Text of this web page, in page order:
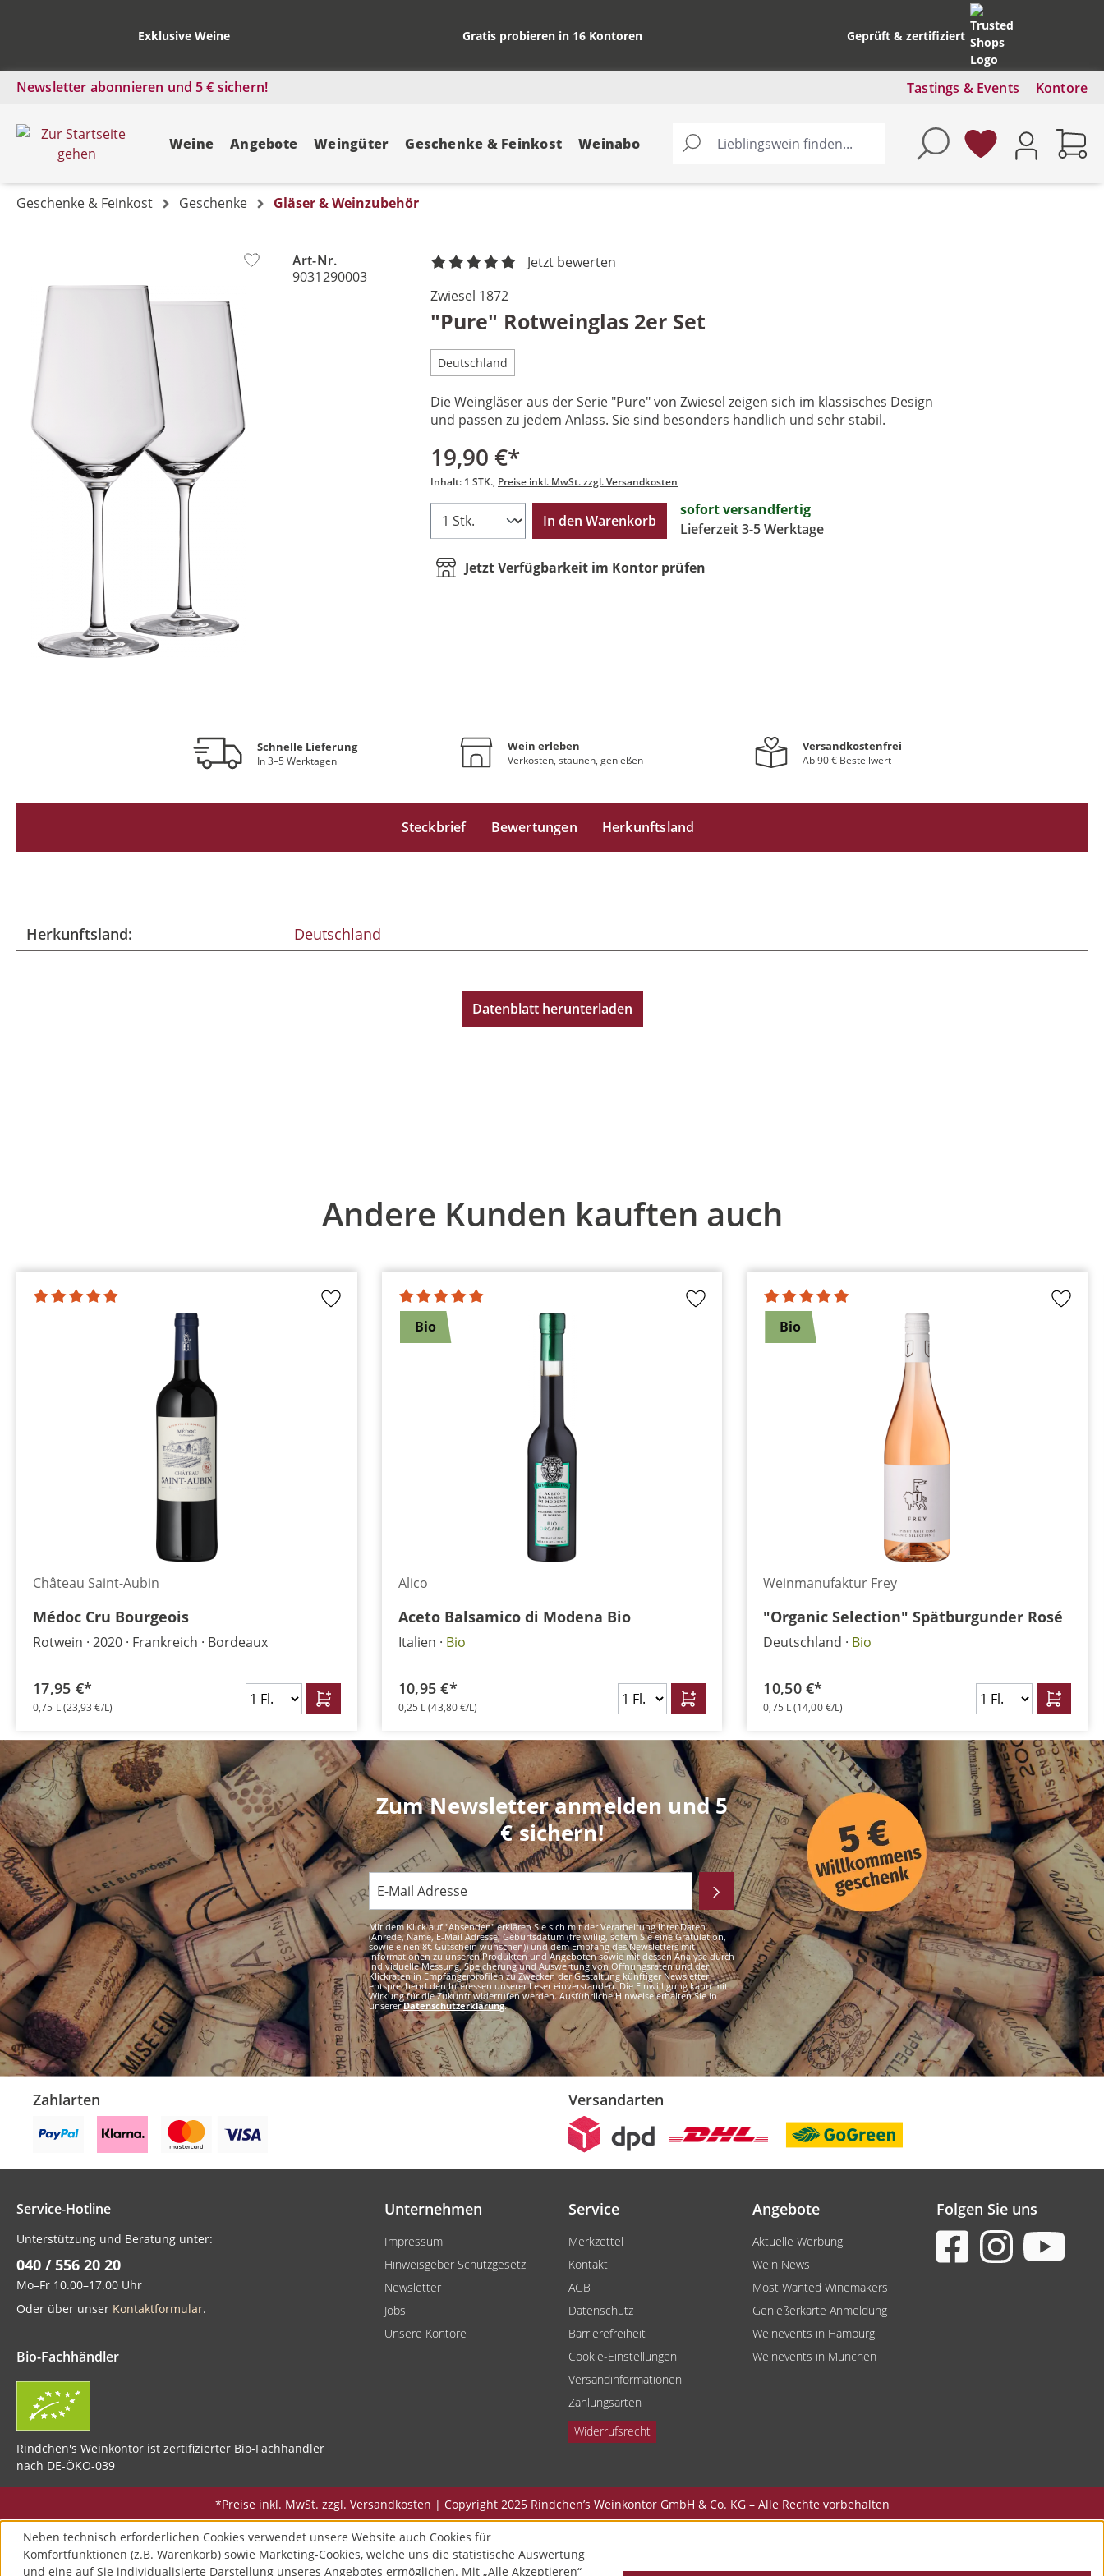
Exklusive Weine Gratis probieren in 16 Kontoren Geprüft & zertifiziert
Tastings & Events Kontore
Newsletter abonnieren und 5 € sichern!
Weine Angebote Weingüter Geschenke & Feinkost Weinabo
Geschenke & Feinkost Geschenke Gläser & Weinzubehör
Art-Nr.
9031290003
Jetzt bewerten
Zwiesel 1872
"Pure" Rotweinglas 2er Set
Deutschland
Die Weingläser aus der Serie "Pure" von Zwiesel zeigen sich im klassisches Design
und passen zu jedem Anlass. Sie sind besonders handlich und sehr stabil.
19,90 €*
Inhalt: 1 STK. Preise inkl. MwSt. zzgl. Versandkosten
In den Warenkorb
sofort versandfertig
Lieferzeit 3-5 Werktage
Jetzt Verfügbarkeit im Kontor prüfen
Schnelle Lieferung
In 3–5 Werktagen
Wein erleben
Verkosten, staunen, genießen
Versandkostenfrei
Ab 90 € Bestellwert
Steckbrief Bewertungen Herkunftsland
Herkunftsland: Deutschland
Datenblatt herunterladen
Andere Kunden kauften auch
Château Saint-Aubin
Médoc Cru Bourgeois
Rotwein 2020 Frankreich Bordeaux
17,95 €*
0,75 L(23,93 €/L)
Bio
Alico
Aceto Balsamico di Modena Bio
Italien Bio
10,95 €*
0,25 L(43,80 €/L)
Bio
Weinmanufaktur Frey
"Organic Selection" Spätburgunder Rosé
Deutschland Bio
10,50 €*
0,75 L(14,00 €/L)
Zum Newsletter anmelden und 5
€ sichern!
Mit dem Klick auf "Absenden" erklären Sie sich mit der Verarbeitung Ihrer Daten
(Anrede, Name, E-Mail Adresse, Geburtsdatum (freiwillig, sofern Sie eine Gratulation,
sowie einen 8€ Gutschein wünschen)) und dem Empfang des Newsletters mit
Informationen zu unseren Produkten und Angeboten sowie mit dessen Analyse durch
individuelle Messung, Speicherung und Auswertung von Öffnungsraten und der
Klickraten in Empfängerprofilen zu Zwecken der Gestaltung künftiger Newsletter
entsprechend den Interessen unserer Leser einverstanden. Die Einwilligung kann mit
Wirkung für die Zukunft widerrufen werden. Ausführliche Hinweise erhalten Sie in
unsererDatenschutzerklärung.
Zahlarten Versandarten
Service-Hotline
Unterstützung und Beratung unter:
040 / 556 20 20
Mo–Fr 10.00–17.00 Uhr
Oder über unser Kontaktformular.
Bio-Fachhändler
Rindchen's Weinkontor ist zertifizierter Bio-Fachhändler
nach DE-ÖKO-039
Unternehmen
Impressum
Hinweisgeber Schutzgesetz
Newsletter
Jobs
Unsere Kontore
Service
Merkzettel
Kontakt
AGB
Datenschutz
Barrierefreiheit
Cookie-Einstellungen
Versandinformationen
Zahlungsarten
Widerrufsrecht
Angebote
Aktuelle Werbung
Wein News
Most Wanted Winemakers
Genießerkarte Anmeldung
Weinevents in Hamburg
Weinevents in München
Folgen Sie uns
*Preise inkl. MwSt. zzgl. Versandkosten | Copyright 2025 Rindchen’s Weinkontor GmbH & Co. KG – Alle Rechte vorbehalten
Neben technisch erforderlichen Cookies verwendet unsere Website auch Cookies für
Komfortfunktionen (z.B. Warenkorb) sowie Marketing-Cookies, welche uns die statistische Auswertung
und eine auf Sie individualisierte Darstellung unseres Angebotes ermöglichen. Mit „Alle Akzeptieren“